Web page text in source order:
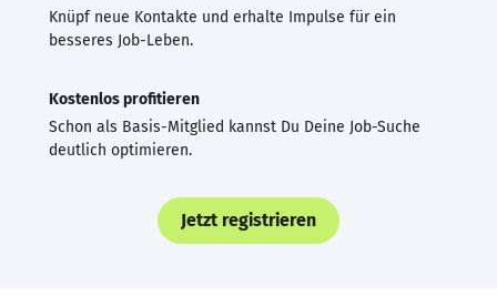
Knüpf neue Kontakte und erhalte Impulse für ein
besseres Job-Leben.
Kostenlos profitieren
Schon als Basis-Mitglied kannst Du Deine Job-Suche
deutlich optimieren.
Jetzt registrieren